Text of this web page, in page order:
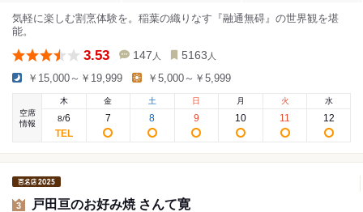
気軽に楽しむ割烹体験を。稲葉の織りなす『融通無碍』の世界観を堪
能。
3.53 147 人 5163 人
￥15,000～￥19,999 ￥5,000～￥5,999
空席
情報
木
8/6
金
7
土
8
日
9
月
10
火
11
水
12
3 戸田亘のお好み焼 さんて寛